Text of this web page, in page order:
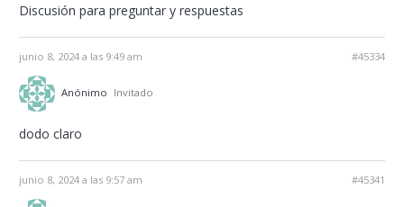
Discusión para preguntar y respuestas
junio 8, 2024 a las 9:49 am #45334
Anónimo Invitado
dodo claro
junio 8, 2024 a las 9:57 am #45341